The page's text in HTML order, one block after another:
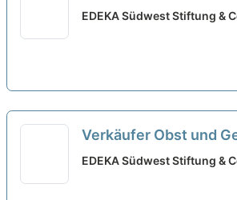
neu
EDEKA Südwest Stiftung &
Verkäufer Obst und
neu
EDEKA Südwest Stiftung &